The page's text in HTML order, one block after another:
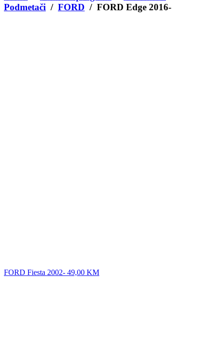
Podmetači / FORD / FORD Edge 2016-
FORD Fiesta 2002- 49,00 KM